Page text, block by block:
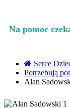
Na pomoc
Serce
Potrzebują
Alan